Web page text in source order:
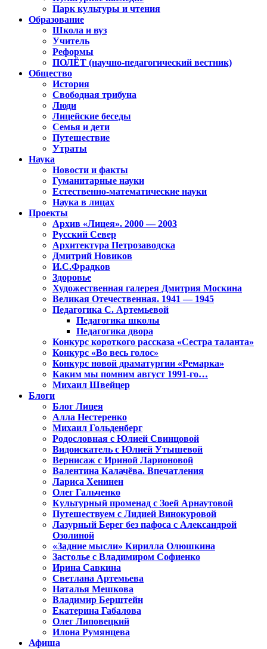
Парк культуры и чтения
Образование
Школа и вуз
Учитель
Реформы
ПОЛЁТ (научно-педагогический вестник)
Общество
История
Свободная трибуна
Люди
Лицейские беседы
Семья и дети
Путешествие
Утраты
Наука
Новости и факты
Гуманитарные науки
Естественно-математические науки
Наука в лицах
Проекты
Архив «Лицея». 2000 — 2003
Русский Север
Архитектура Петрозаводска
Дмитрий Новиков
И.С.Фрадков
Здоровье
Художественная галерея Дмитрия Москина
Великая Отечественная. 1941 — 1945
Педагогика С. Артемьевой
Педагогика школы
Педагогика двора
Конкурс короткого рассказа «Сестра таланта»
Конкурс «Во весь голос»
Конкурс новой драматургии «Ремарка»
Каким мы помним август 1991-го…
Михаил Швейцер
Блоги
Блог Лицея
Алла Нестеренко
Михаил Гольденберг
Родословная с Юлией Свинцовой
Видоискатель с Юлией Утышевой
Вернисаж с Ириной Ларионовой
Валентина Калачёва. Впечатления
Лариса Хенинен
Олег Гальченко
Культурный променад с Зоей Арнаутовой
Путешествуем с Лидией Винокуровой
Лазурный Берег без пафоса с Александрой
Озолиной
«Задние мысли» Кирилла Олюшкина
Застолье с Владимиром Софиенко
Ирина Савкина
Светлана Артемьева
Наталья Мешкова
Владимир Берштейн
Екатерина Габалова
Олег Липовецкий
Илона Румянцева
Афиша